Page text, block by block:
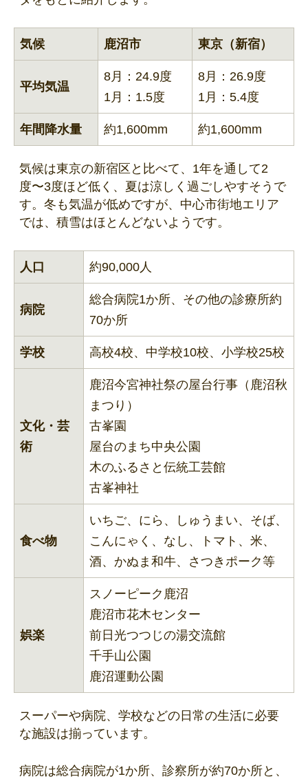
気候 鹿沼市 東京（新宿）
平均気温
8月：24.9度
1月：1.5度
8月：26.9度
1月：5.4度
年間降水量 約1,600mm 約1,600mm
気候は東京の新宿区と比べて、1年を通して2
度〜3度ほど低く、夏は涼しく過ごしやすそうで
す。冬も気温が低めですが、中心市街地エリア
では、積雪はほとんどないようです。
人口 約90,000人
病院
総合病院1か所、その他の診療所約
70か所
学校 高校4校、中学校10校、小学校25校
文化・芸
術
鹿沼今宮神社祭の屋台行事（鹿沼秋
まつり）
古峯園
屋台のまち中央公園
木のふるさと伝統工芸館
古峯神社
食べ物
いちご、にら、しゅうまい、そば、
こんにゃく、なし、トマト、米、
酒、かぬま和牛、さつきポーク等
娯楽
スノーピーク鹿沼
鹿沼市花木センター
前日光つつじの湯交流館
千手山公園
鹿沼運動公園
スーパーや病院、学校などの日常の生活に必要
な施設は揃っています。
病院は総合病院が1か所、診察所が約70か所と、